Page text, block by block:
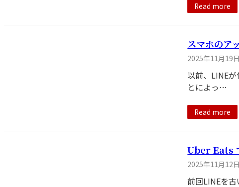
Read more
スマホのア
2025年11月19
以前、LINE
とによっ…
Read more
Uber Eats
2025年11月12
前回LINEを